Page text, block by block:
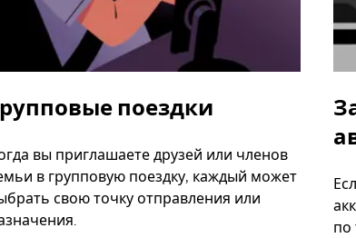
поездки
вы приглашаете друзей или членов
в групповую поездку, каждый может
свою точку отправления или
по